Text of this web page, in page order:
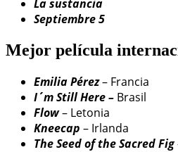
La sustancia
Septiembre 5
Mejor película
Emilia Pérez– Francia
I´m Still Here – Brasil
Flow– Letonia
Kneecap – Irlanda
The Seed of the Sacred Fig